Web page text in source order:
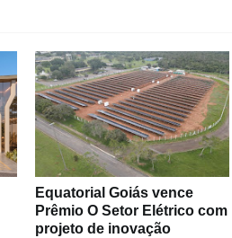
Equatorial Goiás vence
Prêmio O Setor Elétrico com
projeto de inovação